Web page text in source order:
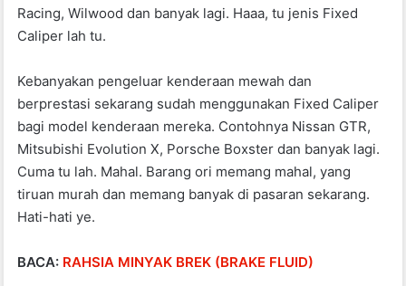
Racing, Wilwood dan banyak lagi. Haaa, tu jenis Fixed
Caliper lah tu.
Kebanyakan pengeluar kenderaan mewah dan
berprestasi sekarang sudah menggunakan Fixed Caliper
bagi model kenderaan mereka. Contohnya Nissan GTR,
Mitsubishi Evolution X, Porsche Boxster dan banyak lagi.
Cuma tu lah. Mahal. Barang ori memang mahal, yang
tiruan murah dan memang banyak di pasaran sekarang.
Hati-hati ye.
BACA: RAHSIA MINYAK BREK (BRAKE FLUID)